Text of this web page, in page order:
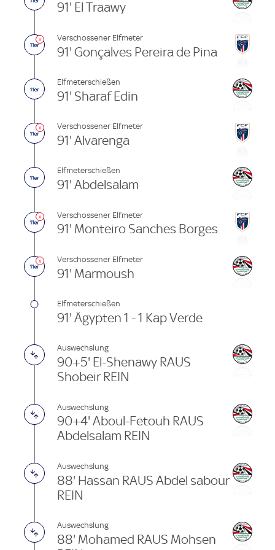
91' El Traawy
Verschossener Elfmeter
91' Gonçalves Pereira de Pina
Elfmeterschießen
91' Sharaf Edin
Verschossener Elfmeter
91' Alvarenga
Elfmeterschießen
91' Abdelsalam
Verschossener Elfmeter
91' Monteiro Sanches Borges
Verschossener Elfmeter
91' Marmoush
Elfmeterschießen
91' Ägypten 1 - 1 Kap Verde
Auswechslung
90+5' El-Shenawy RAUS
Shobeir REIN
Auswechslung
90+4' Aboul-Fetouh RAUS
Abdelsalam REIN
Auswechslung
88' Hassan RAUS Abdel sabour
REIN
Auswechslung
88' Mohamed RAUS Mohsen